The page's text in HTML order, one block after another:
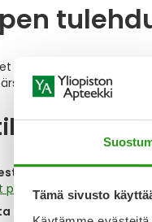
Tämä sivusto
ja pitää alue
päivässä hapanta
pesunesteet, joiden pH